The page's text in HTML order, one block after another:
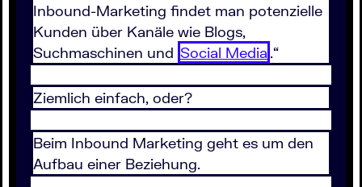
Inbound-Marketing findet man potenzielle
Kunden über Kanäle wie Blogs,
Suchmaschinen und Social Media .“
Ziemlich einfach, oder?
Beim Inbound Marketing geht es um den
Aufbau einer Beziehung.